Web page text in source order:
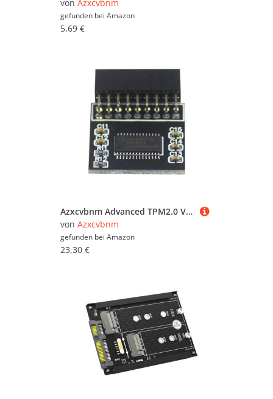
von Azxcvbnm
gefunden bei Amazon
5,69 €
Azxcvbnm Advanced TPM2.0 Verschlüsselungssicherheitsmodul Für Computer Zur Verbesserung Der Konnektivität In Der Multi Use Board des Computerbüros
von Azxcvbnm
gefunden bei Amazon
23,30 €